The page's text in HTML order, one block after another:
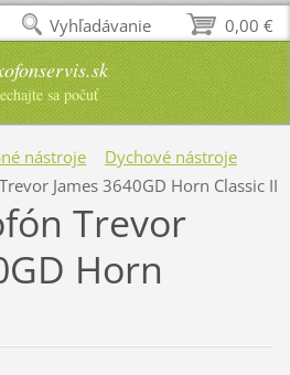
sa počuť
nástroje
Dychové nástroje
James 3640GD Horn Classic II
Trevor
Horn
0,00 €
Vyhľadávanie